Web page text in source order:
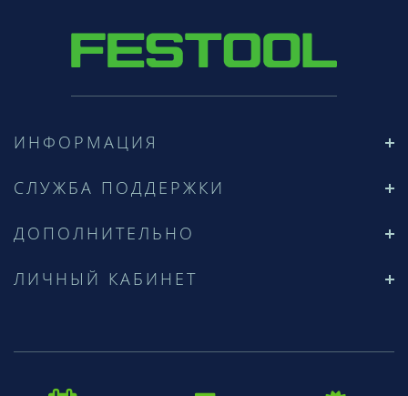
ИНФОРМАЦИЯ
СЛУЖБА ПОДДЕРЖКИ
ДОПОЛНИТЕЛЬНО
ЛИЧНЫЙ КАБИНЕТ